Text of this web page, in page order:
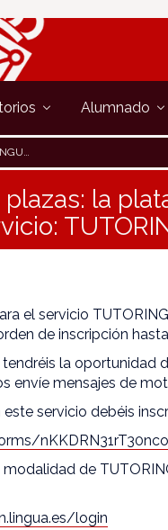
Alumnado
la
el servicio
de inscripción
la oportunidad
envíe mensajes de
servicio debéis
modalidad de
login